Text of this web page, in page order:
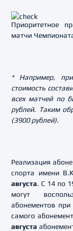
Приоритетное
матчи
* Например,
стоимость
всех матчей по
рублей. Таким
(3900 рублей).
Реализация
спорта имени
августа. С 14 по
могут
абонементов
самого
августа